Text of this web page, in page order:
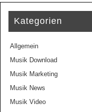
Kategorien
Allgemein
Musik Download
Musik Marketing
Musik News
Musik Video